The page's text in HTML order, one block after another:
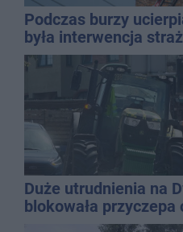
Podczas burzy
była interwencja
Duże utrudnienia na
blokowała przyczepa